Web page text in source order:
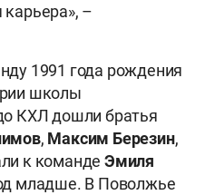
–
1991 года рождения
школы
КХЛ дошли братья
, Максим Березин,
к командеЭмиля
младше. В Поволжье